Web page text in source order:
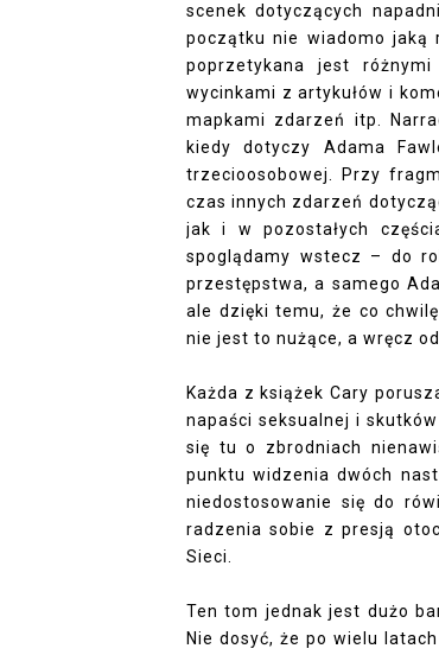
scenek dotyczących
początku nie wiadomo jaką
poprzetykana jest
wycinkami z artykułów i
mapkami zdarzeń itp.
kiedy dotyczy Adama
trzecioosobowej. Przy
czas innych zdarzeń
jak i w pozostałych
spoglądamy wstecz – do
przestępstwa, a samego
ale dzięki temu, że co
nie jest to nużące, a wręcz
Każda z książek Cary
napaści seksualnej i
się tu o zbrodniach
punktu widzenia dwóch
niedostosowanie się do
radzenia sobie z presją
Sieci.
Ten tom jednak jest dużo
Nie dosyć, że po wielu